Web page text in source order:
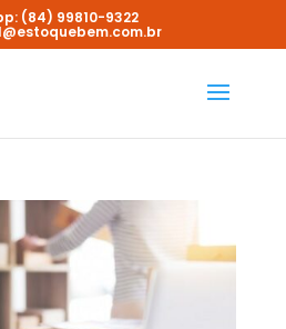
(84) 99810-9322